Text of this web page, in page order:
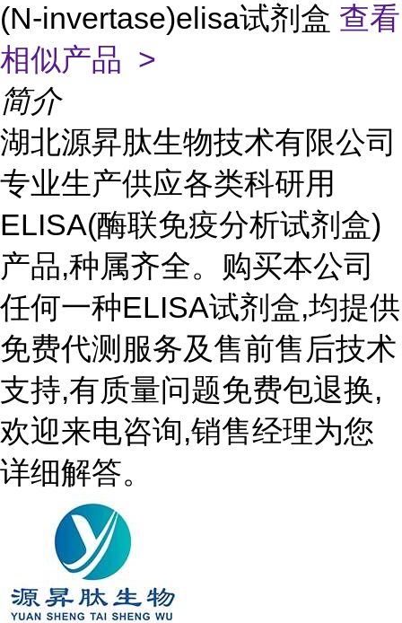
(N-invertase)elisa试剂盒 查看
相似产品 >
简介
湖北源昇肽生物技术有限公司
专业生产供应各类科研用
ELISA(酶联免疫分析试剂盒)
产品,种属齐全。购买本公司
任何一种ELISA试剂盒,均提供
免费代测服务及售前售后技术
支持,有质量问题免费包退换,
欢迎来电咨询,销售经理为您
详细解答。